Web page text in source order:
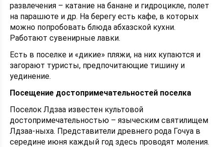
развлечения – катание на банане и гидроцикле, полет
на парашюте и др. На берегу есть кафе, в которых
можно попробовать блюда абхазской кухни.
Работают сувенирные лавки.
Есть в поселке и «дикие» пляжи, на них купаются и
загорают туристы, предпочитающие тишину и
уединение.
Посещение достопримечательностей поселка
Поселок Лдзаа известен культовой
достопримечательностью – языческим святилищем
Лдзаа-ныха. Представители древнего рода Гочуа в
середине июня каждый год здесь проводят моления.